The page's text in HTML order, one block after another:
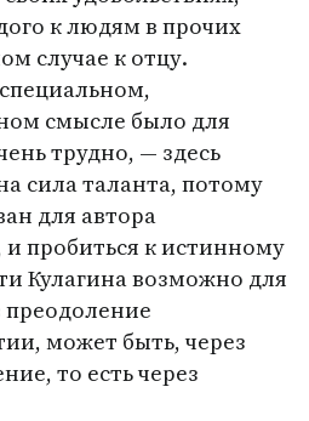
к людям в прочих
случае к отцу.
смысле было для
трудно, — здесь
сила таланта, потому
для автора
пробиться к истинному
Кулагина возможно для
преодоление
может быть, через
то есть через